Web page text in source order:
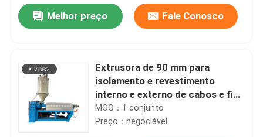
Melhor preço Fale Conosco
Extrusora de 90 mm para
isolamento e revestimento
interno e externo de cabos e fios
com PVC LSZH HFFR XLPE
MOQ：1 conjunto
Preço：negociável